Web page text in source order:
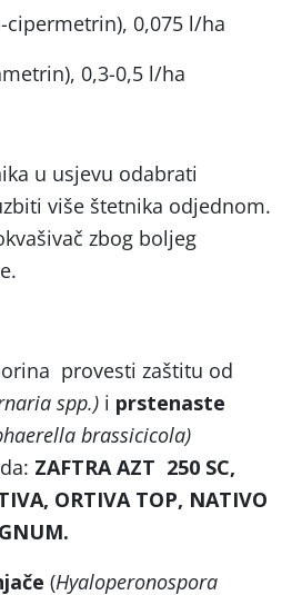
cipermetrin), 0,075 l/ha
0,3-0,5 l/ha
u usjevu odabrati
više štetnika odjednom.
zbog boljeg
provesti zaštitu od
spp.) i prstenaste
brassicicola)
ZAFTRA AZT 250 SC,
ORTIVA TOP, NATIVO
(Hyaloperonospora